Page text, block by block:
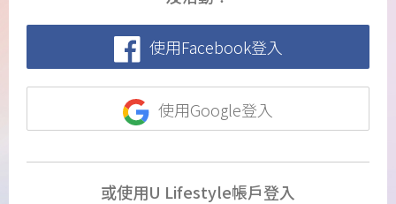
使用Facebook登入
使用Google登入
或使用U Lifestyle帳戶登入